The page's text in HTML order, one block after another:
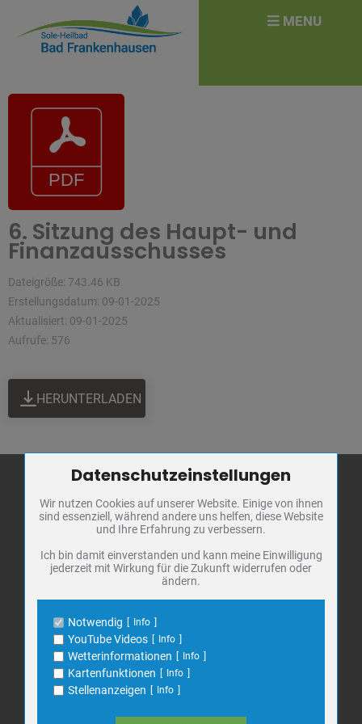
6. Sitzung des Haupt- und
Finanzausschusses
Dateigröße: 743.46 KB
Erstellungsdatum: 09-01-2025
Aktualisiert: 09-01-2025
Aufrufe: 576
HERUNTERLADEN
Stadt Bad
Frankenhausen
Markt 1
06567 Bad Frankenhausen
E-Mail:info@bad-frankenhausen.de
Search
for:
for:
Zum Betrieb der Seite notwendige Cookies / Drittanbieter:
Name
PHP Session Cookie
Anbieter
Eigentümer dieser Website
Schutz
Cookie Name
PHPSESSID, fe_typo_user
Name
Cookiespeicherung Entscheidungscookie
Anbieter
Eigentümer dieser Website
Zweck
Speichert die Einstellungen der Besucher
bezüglich der Speicherung von Cookies.
Cookie Name
dywc
1 Jahr
Datenschutzeinstellungen
Wir nutzen Cookies auf unserer Website. Einige von ihnen
sind essenziell, während andere uns helfen, diese Website
und Ihre Erfahrung zu verbessern.
Ich bin damit einverstanden und kann meine Einwilligung
jederzeit mit Wirkung für die Zukunft widerrufen oder
ändern.
Notwendig Info
YouTube Videos Info
Wetterinformationen Info
Kartenfunktionen Info
Stellenanzeigen Info